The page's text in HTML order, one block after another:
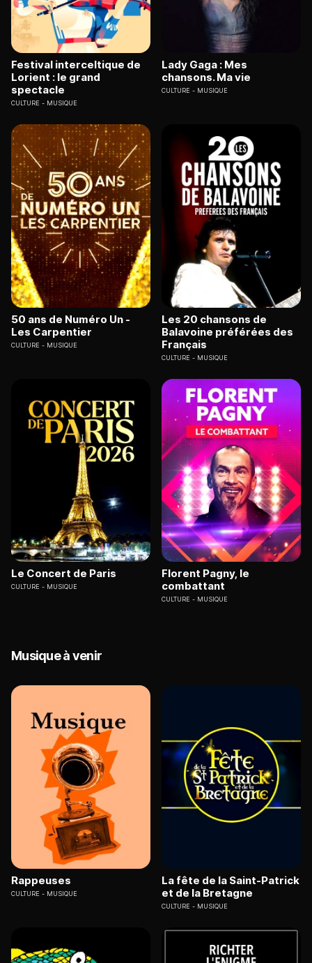
Festival interceltique de
Lorient : le grand
spectacle
CULTURE MUSIQUE
Lady Gaga : Mes
chansons. Ma vie
CULTURE MUSIQUE
50 ans de Numéro Un -
Les Carpentier
CULTURE MUSIQUE
Les 20 chansons de
Balavoine préférées des
Français
CULTURE MUSIQUE
Le Concert de Paris
CULTURE MUSIQUE
Florent Pagny, le
combattant
CULTURE MUSIQUE
Musique à venir
Rappeuses
CULTURE MUSIQUE
La fête de la Saint-Patrick
et de la Bretagne
CULTURE MUSIQUE